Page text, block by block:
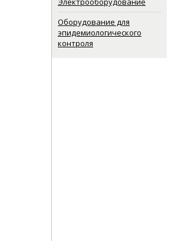
Оборудование для
эпидемиологического
контроля